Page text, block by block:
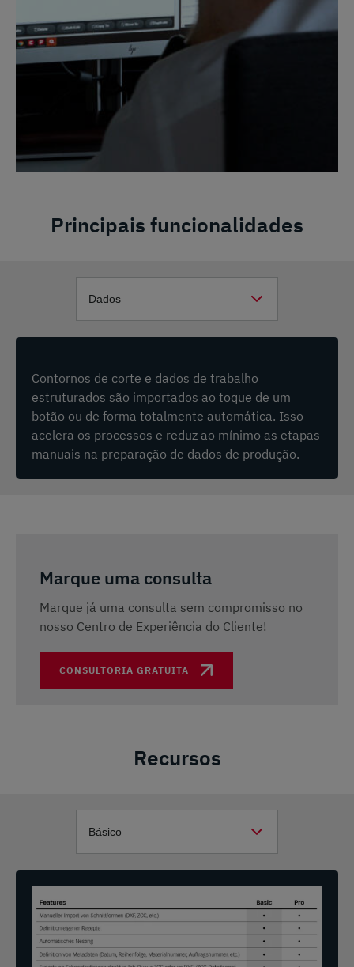
Principais funcionalidades
Contornos de corte e dados de trabalho
estruturados são importados ao toque de um
botão ou de forma totalmente automática. Isso
acelera os processos e reduz ao mínimo as etapas
manuais na preparação de dados de produção.
Marque uma consulta
Marque já uma consulta sem compromisso no
nosso Centro de Experiência do Cliente!
CONSULTORIA GRATUITA
Recursos